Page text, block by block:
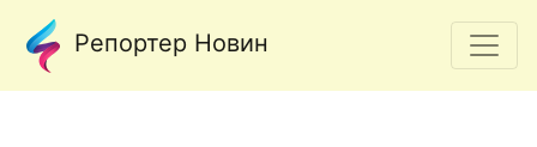
Репортер Новин